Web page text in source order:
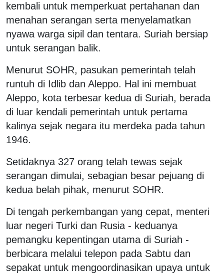
kembali untuk memperkuat pertahanan dan
menahan serangan serta menyelamatkan
nyawa warga sipil dan tentara. Suriah bersiap
untuk serangan balik.
Menurut SOHR, pasukan pemerintah telah
runtuh di Idlib dan Aleppo. Hal ini membuat
Aleppo, kota terbesar kedua di Suriah, berada
di luar kendali pemerintah untuk pertama
kalinya sejak negara itu merdeka pada tahun
1946.
Setidaknya 327 orang telah tewas sejak
serangan dimulai, sebagian besar pejuang di
kedua belah pihak, menurut SOHR.
Di tengah perkembangan yang cepat, menteri
luar negeri Turki dan Rusia - keduanya
pemangku kepentingan utama di Suriah -
berbicara melalui telepon pada Sabtu dan
sepakat untuk mengoordinasikan upaya untuk